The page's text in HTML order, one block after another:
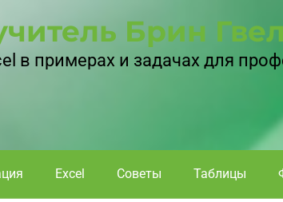
Брин
в примерах и задачах для
Excel Советы Таблицы